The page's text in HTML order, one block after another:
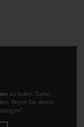
zu laden. Dabei
Wenn Sie damit